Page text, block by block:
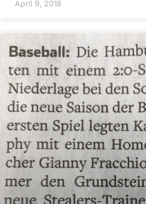
April 9, 2018